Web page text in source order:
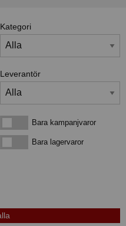
Kategori
Leverantör
Bara kampanjvarorBara kampanjvaror
Bara lagervarorBara lagervaror